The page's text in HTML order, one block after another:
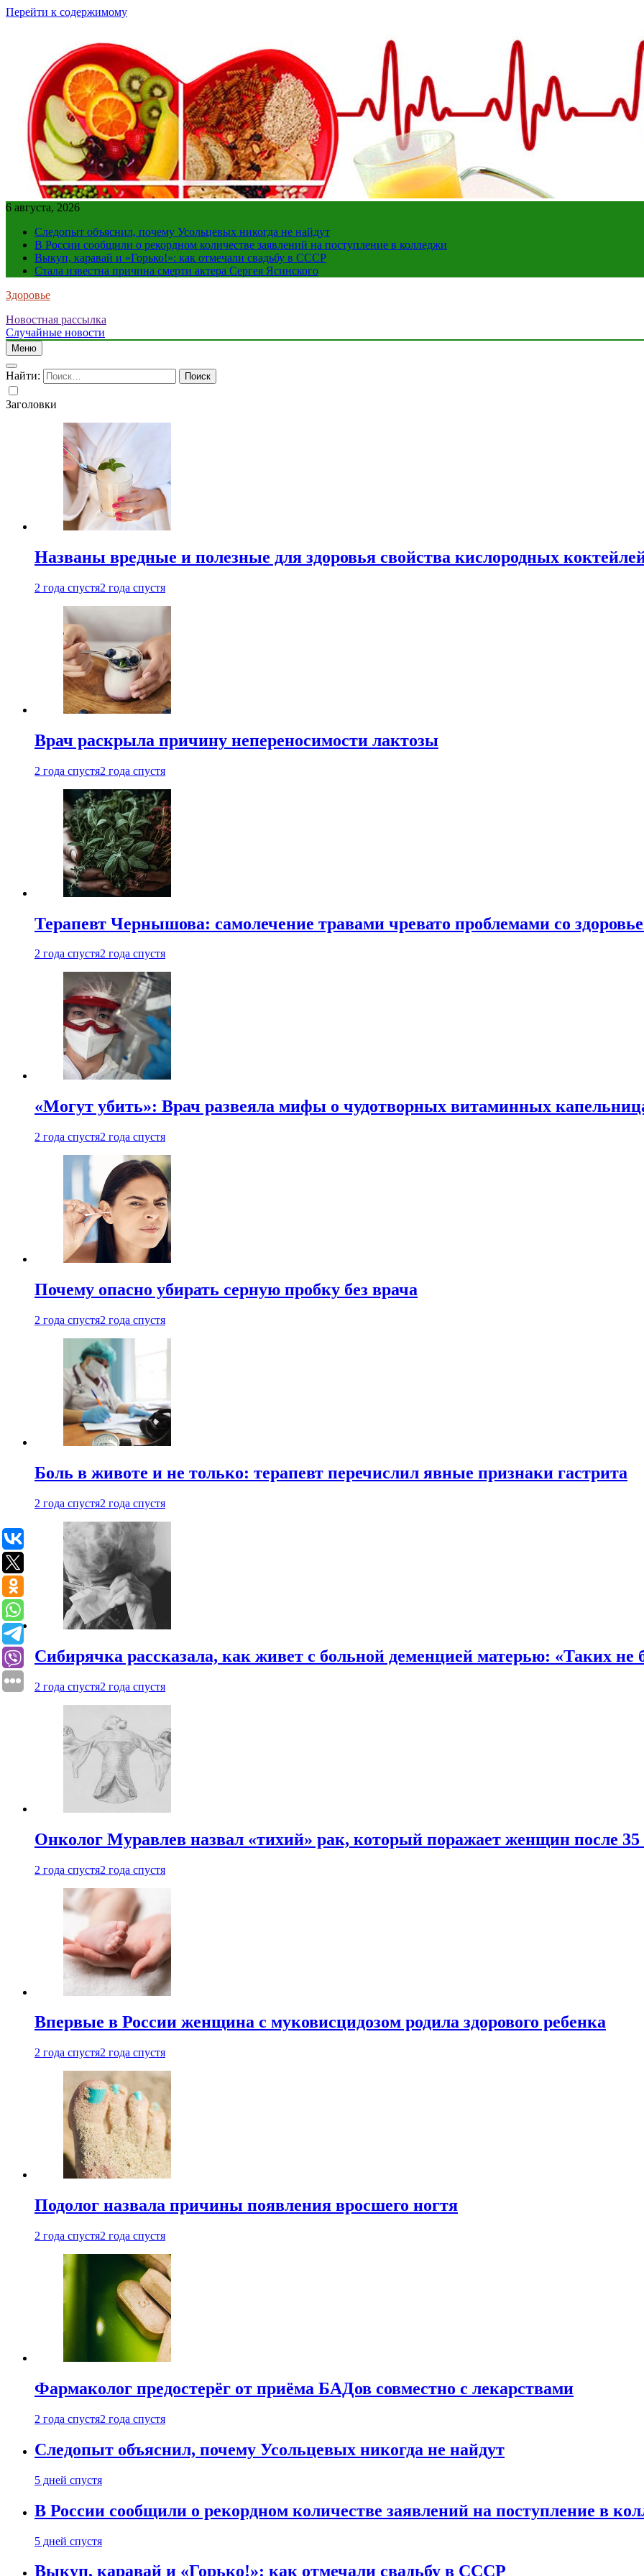
Перейти к содержимому
6 августа, 2026
Следопыт объяснил, почему Усольцевых никогда не найдут
В России сообщили о рекордном количестве заявлений на поступление в колледжи
Выкуп, каравай и «Горько!»: как отмечали свадьбу в СССР
Стала известна причина смерти актера Сергея Ясинского
Здоровье
Новостная рассылка
Случайные новости
Меню
Найти:
Заголовки
Названы вредные и полезные для здоровья свойства кислородных
2 года спустя2 года спустя
Врач раскрыла причину непереносимости лактозы
2 года спустя2 года спустя
Терапевт Чернышова: самолечение травами чревато проблемами со
2 года спустя2 года спустя
«Могут убить»: Врач развеяла мифы о чудотворных витаминных
2 года спустя2 года спустя
Почему опасно убирать серную пробку без врача
2 года спустя2 года спустя
Боль в животе и не только: терапевт перечислил явные признаки гастрита
2 года спустя2 года спустя
Сибирячка рассказала, как живет с больной деменцией матерью: «Таких не
2 года спустя2 года спустя
Онколог Муравлев назвал «тихий» рак, который поражает женщин после 35
2 года спустя2 года спустя
Впервые в России женщина с муковисцидозом родила здорового ребенка
2 года спустя2 года спустя
Подолог назвала причины появления вросшего ногтя
2 года спустя2 года спустя
Фармаколог предостерёг от приёма БАДов совместно с лекарствами
2 года спустя2 года спустя
Следопыт объяснил, почему Усольцевых никогда не найдут
5 дней спустя
В России сообщили о рекордном количестве заявлений на поступление в
5 дней спустя
Выкуп, каравай и «Горько!»: как отмечали свадьбу в СССР